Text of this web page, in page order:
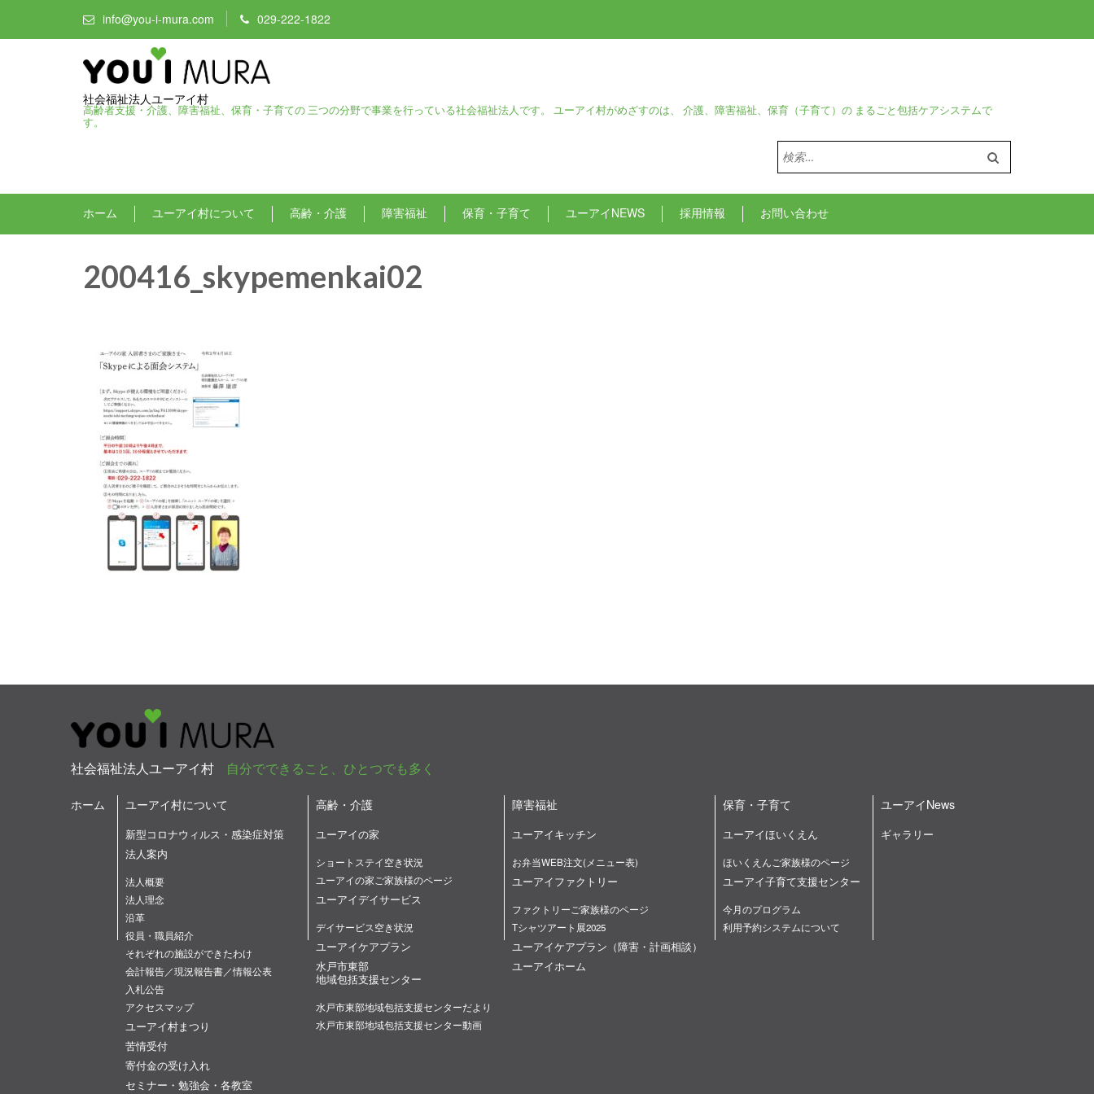
info@you-i-mura.com 029-222-1822
社会福祉法人ユーアイ村
高齢者支援・介護、障害福祉、保育・子育ての 三つの分野で事業を行っている社会福祉法人です。 ユーアイ村がめざすのは、 介護、障害福祉、保育（子育て）の まるごと包括ケアシステムで
す。
検
索:
ホーム ユーアイ村について 高齢・介護 障害福祉 保育・子育て ユーアイNEWS 採用情報 お問い合わせ
200416_skypemenkai02
社会福祉法人ユーアイ村 自分でできること、ひとつでも多く
ホーム ユーアイ村について
新型コロナウィルス・感染症対策
法人案内
法人概要
法人理念
沿革
役員・職員紹介
それぞれの施設ができたわけ
会計報告／現況報告書／情報公表
入札公告
アクセスマップ
ユーアイ村まつり
苦情受付
寄付金の受け入れ
セミナー・勉強会・各教室
高齢・介護
ユーアイの家
ショートステイ空き状況
ユーアイの家ご家族様のページ
ユーアイデイサービス
デイサービス空き状況
ユーアイケアプラン
水戸市東部
地域包括支援センター
水戸市東部地域包括支援センターだより
水戸市東部地域包括支援センター動画
障害福祉
ユーアイキッチン
お弁当WEB注文(メニュー表)
ユーアイファクトリー
ファクトリーご家族様のページ
Tシャツアート展2025
ユーアイケアプラン（障害・計画相談）
ユーアイホーム
保育・子育て
ユーアイほいくえん
ほいくえんご家族様のページ
ユーアイ子育て支援センター
今月のプログラム
利用予約システムについて
ユーアイNews
ギャラリー